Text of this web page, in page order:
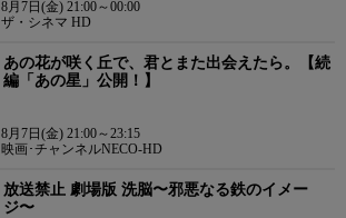
8月7日(金) 21:00～00:00
ザ・シネマ HD
あの花が咲く丘で、君とまた出会えたら。【続
編「あの星」公開！】
8月7日(金) 21:00～23:15
映画･チャンネルNECO-HD
放送禁止 劇場版 洗脳〜邪悪なる鉄のイメー
ジ〜